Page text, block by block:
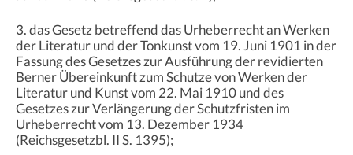
3. das Gesetz betreffend das Urheberrecht an Werken
der Literatur und der Tonkunst vom 19. Juni 1901 in der
Fassung des Gesetzes zur Ausführung der revidierten
Berner Übereinkunft zum Schutze von Werken der
Literatur und Kunst vom 22. Mai 1910 und des
Gesetzes zur Verlängerung der Schutzfristen im
Urheberrecht vom 13. Dezember 1934
(Reichsgesetzbl. II S. 1395);